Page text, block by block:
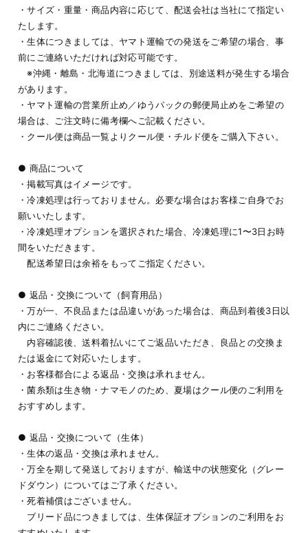
・サイズ・重量・商品内容に応じて、配送会社は当社にて指定い
たします。
・生体につきましては、ヤマト運輸での発送をご希望の場合、事
前にご連絡いただければ対応可能です。
※沖縄・離島・北海道につきましては、別途送料が発生する場合
があります。
・ヤマト運輸の営業所止め／ゆうパックの郵便局止めをご希望の
場合は、ご注文時に備考欄へご記載ください。
・クール便は商品一覧よりクール便・チルド便をご購入下さい。
● 商品について
・掲載写真はイメージです。
・冷凍処理は行っておりません。必要な場合はお客様ご自身でお
願いいたします。
・冷凍処理オプションを選択された場合、冷凍処理に1〜3日お時
間をいただきます。
配送希望日は余裕をもってご指定ください。
● 返品・交換について（飼育用品）
・万が一、不良品または品違いがあった場合は、商品到着後3日以
内にご連絡ください。
内容確認後、送料着払いにてご返品いただき、良品との交換ま
たは返金にて対応いたします。
・お客様都合による返品・交換は承れません。
・菌糸類は生き物・ナマモノのため、夏場はクール便のご利用を
おすすめします。
● 返品・交換について（生体）
・生体の返品・交換は承れません。
・万全を期して発送しておりますが、輸送中の状態変化（グレー
ドダウン）についてはご了承ください。
・死着補償はございません。
ブリード品につきましては、生体保証オプションのご利用をお